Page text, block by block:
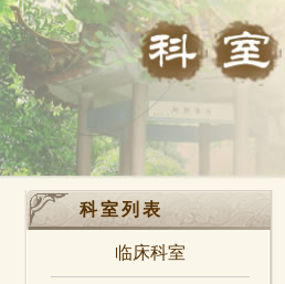
科室列表
临床科室